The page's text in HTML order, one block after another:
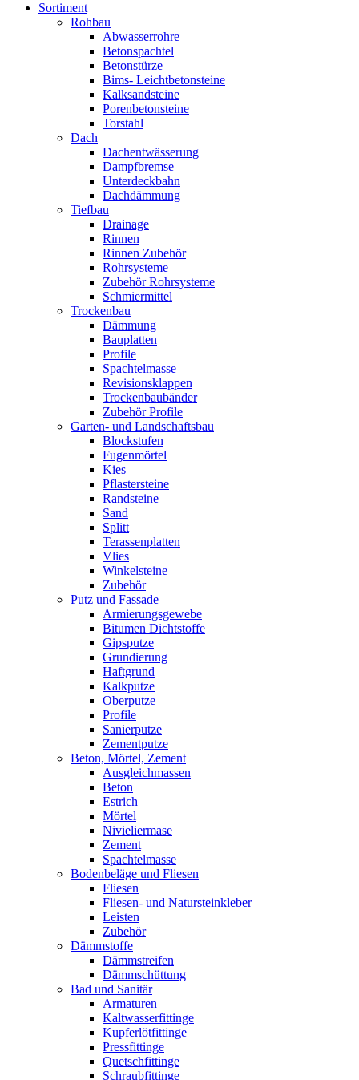
Sortiment
Rohbau
Abwasserrohre
Betonspachtel
Betonstürze
Bims- Leichtbetonsteine
Kalksandsteine
Porenbetonsteine
Torstahl
Dach
Dachentwässerung
Dampfbremse
Unterdeckbahn
Dachdämmung
Tiefbau
Drainage
Rinnen
Rinnen Zubehör
Rohrsysteme
Zubehör Rohrsysteme
Schmiermittel
Trockenbau
Dämmung
Bauplatten
Profile
Spachtelmasse
Revisionsklappen
Trockenbaubänder
Zubehör Profile
Garten- und Landschaftsbau
Blockstufen
Fugenmörtel
Kies
Pflastersteine
Randsteine
Sand
Splitt
Terassenplatten
Vlies
Winkelsteine
Zubehör
Putz und Fassade
Armierungsgewebe
Bitumen Dichtstoffe
Gipsputze
Grundierung
Haftgrund
Kalkputze
Oberputze
Profile
Sanierputze
Zementputze
Beton, Mörtel, Zement
Ausgleichmassen
Beton
Estrich
Mörtel
Nivieliermase
Zement
Spachtelmasse
Bodenbeläge und Fliesen
Fliesen
Fliesen- und Natursteinkleber
Leisten
Zubehör
Dämmstoffe
Dämmstreifen
Dämmschüttung
Bad und Sanitär
Armaturen
Kaltwasserfittinge
Kupferlötfittinge
Pressfittinge
Quetschfittinge
Schraubfittinge